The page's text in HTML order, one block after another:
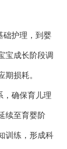
础护理，到婴
宝成长阶段调
期损耗。
，确保育儿理
续至育婴阶
训练，形成科